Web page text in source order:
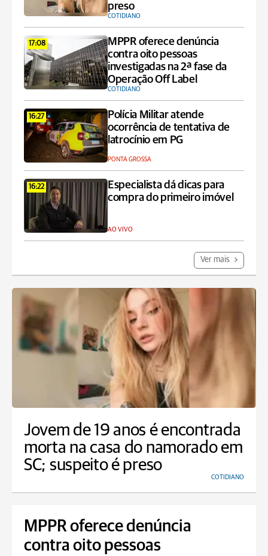
preso
COTIDIANO
17:08
MPPR oferece denúncia
contra oito pessoas
investigadas na 2ª fase da
Operação Off Label
COTIDIANO
16:27
Polícia Militar atende
ocorrência de tentativa de
latrocínio em PG
PONTA GROSSA
16:22
Especialista dá dicas para
compra do primeiro imóvel
AO VIVO
Ver mais
Jovem de 19 anos é encontrada
morta na casa do namorado em
SC; suspeito é preso
COTIDIANO
MPPR oferece denúncia
contra oito pessoas